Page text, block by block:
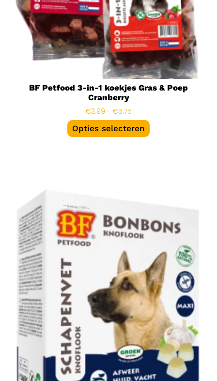
BF Petfood 3-in-1 koekjes Gras & Poep
Cranberry
€3.99 - €5.75
Opties selecteren